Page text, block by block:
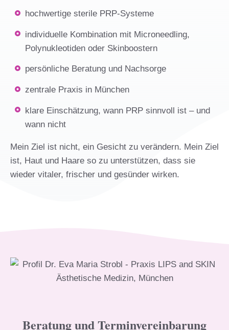
hochwertige sterile PRP-Systeme
individuelle Kombination mit Microneedling,
Polynukleotiden oder Skinboostern
persönliche Beratung und Nachsorge
zentrale Praxis in München
klare Einschätzung, wann PRP sinnvoll ist – und
wann nicht
Mein Ziel ist nicht, ein Gesicht zu verändern. Mein Ziel
ist, Haut und Haare so zu unterstützen, dass sie
wieder vitaler, frischer und gesünder wirken.
Beratung und Terminvereinbarung